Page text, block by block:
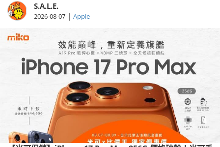
S.A.L.E.
2026-08-07 | Apple